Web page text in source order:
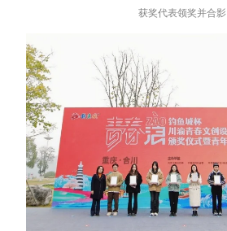
获奖代表领奖并合影